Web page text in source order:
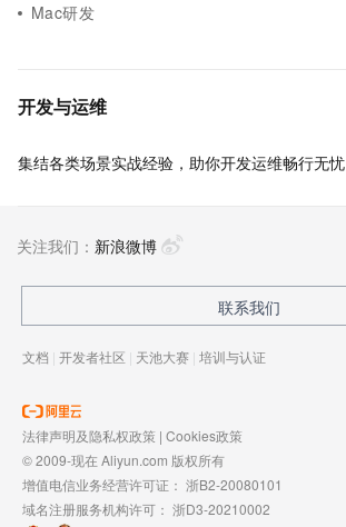
Mac研发
开发与运维
集结各类场景实战经验，助你开发运维畅行无忧
关注我们： 新浪微博
联系我们
文档 | 开发者社区 | 天池大赛 | 培训与认证
法律声明及隐私权政策 | Cookies政策
© 2009-现在 Aliyun.com 版权所有
增值电信业务经营许可证： 浙B2-20080101
域名注册服务机构许可： 浙D3-20210002